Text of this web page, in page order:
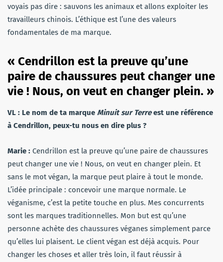
voyais pas dire : sauvons les animaux et allons exploiter les
travailleurs chinois. L’éthique est l’une des valeurs
fondamentales de ma marque.
« Cendrillon est la preuve qu’une
paire de chaussures peut changer une
vie ! Nous, on veut en changer plein. »
VL : Le nom de ta marque Minuit sur Terreest une référence
à Cendrillon, peux-tu nous en dire plus ?
Marie : Cendrillon est la preuve qu’une paire de chaussures
peut changer une vie ! Nous, on veut en changer plein. Et
sans le mot végan, la marque peut plaire à tout le monde.
L’idée principale : concevoir une marque normale. Le
véganisme, c’est la petite touche en plus. Mes concurrents
sont les marques traditionnelles. Mon but est qu’une
personne achète des chaussures véganes simplement parce
qu’elles lui plaisent. Le client végan est déjà acquis. Pour
changer les choses et aller très loin, il faut réussir à